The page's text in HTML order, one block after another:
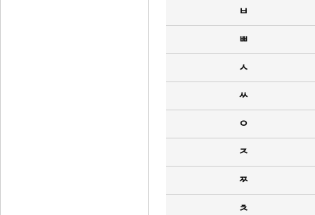
ㅂ
ㅃ
ㅅ
ㅆ
ㅇ
ㅈ
ㅉ
ㅊ